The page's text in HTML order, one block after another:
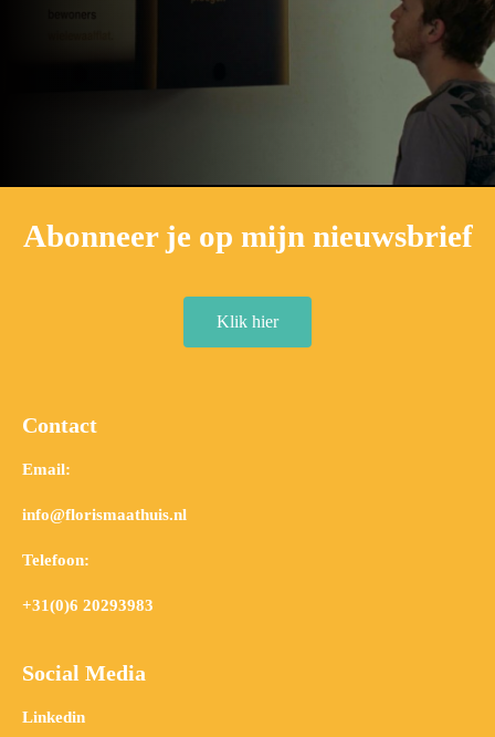
Abonneer je op mijn nieuwsbrief
Klik hier
Contact
Email:
info@florismaathuis.nl
Telefoon:
+31(0)6 20293983
Social Media
Linkedin